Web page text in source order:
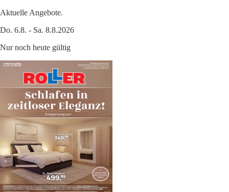
Aktuelle Angebote.
Do. 6.8. - Sa. 8.8.2026
Nur noch heute gültig